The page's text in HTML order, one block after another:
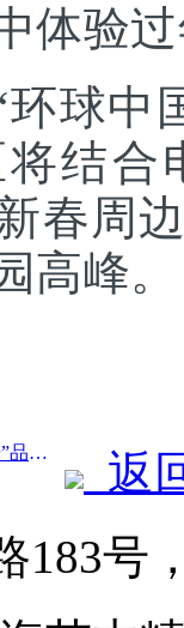
体验
球中
结合
春周
高峰。
前一篇：中旅集团发布“中旅好时光”品牌，布局银发旅游市场
返
183号